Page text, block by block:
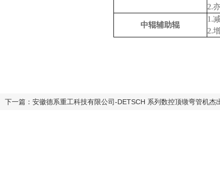
2.
中辊辅助辊
1.
2.
下一篇：安徽德系重工科技有限公司-DETSCH 系列数控顶镦弯管机杰